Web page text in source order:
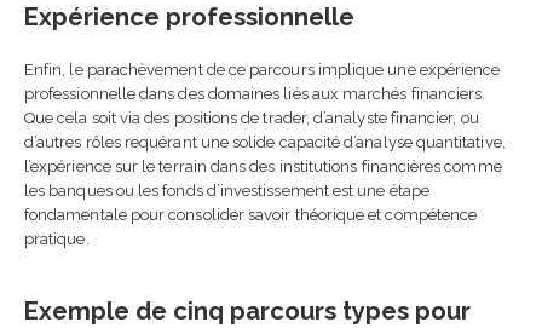
Expérience professionnelle
Enfin, le parachèvement de ce parcours implique une expérience
professionnelle dans des domaines liés aux marchés financiers.
Que cela soit via des positions de trader, d’analyste financier, ou
d’autres rôles requérant une solide capacité d’analyse quantitative,
l’expérience sur le terrain dans des institutions financières comme
les banques ou les fonds d’investissement est une étape
fondamentale pour consolider savoir théorique et compétence
pratique.
Exemple de cinq parcours types pour